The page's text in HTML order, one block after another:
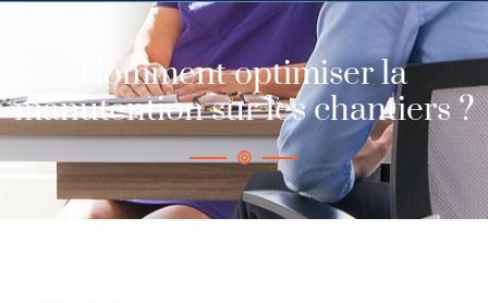
Comment optimiser la
manutention sur les chantiers ?